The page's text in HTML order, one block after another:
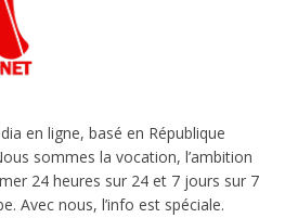
en ligne, basé en République
sommes la vocation, l’ambition
24 heures sur 24 et 7 jours sur 7
Avec nous, l’info est spéciale.